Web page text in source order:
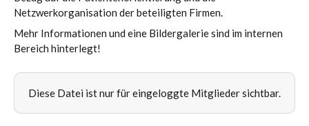
Netzwerkorganisation der beteiligten Firmen.
Mehr Informationen und eine Bildergalerie sind im internen
Bereich hinterlegt!
Diese Datei ist nur für eingeloggte Mitglieder sichtbar.